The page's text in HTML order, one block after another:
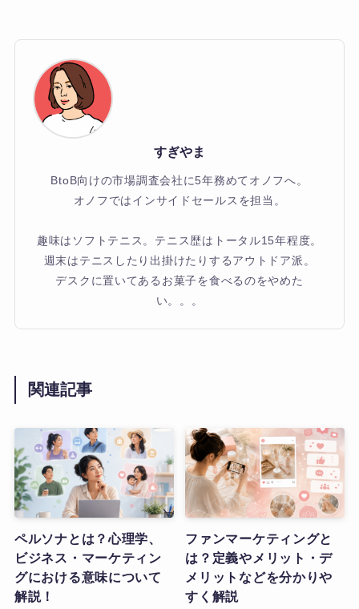
すぎやま
BtoB向けの市場調査会社に5年務めてオノフへ。
オノフではインサイドセールスを担当。
趣味はソフトテニス。テニス歴はトータル15年程度。
週末はテニスしたり出掛けたりするアウトドア派。
デスクに置いてあるお菓子を食べるのをやめた
い。。。
関連記事
ペルソナとは？心理学、
ビジネス・マーケティン
グにおける意味について
解説！
ファンマーケティングと
は？定義やメリット・デ
メリットなどを分かりや
すく解説